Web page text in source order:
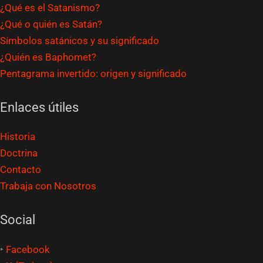
¿Qué es el Satanismo?
¿Qué o quién es Satán?
Símbolos satánicos y su significado
¿Quién es Baphomet?
Pentagrama invertido: origen y significado
Enlaces útiles
Historia
Doctrina
Contacto
Trabaja con Nosotros
Social
‣ Facebook